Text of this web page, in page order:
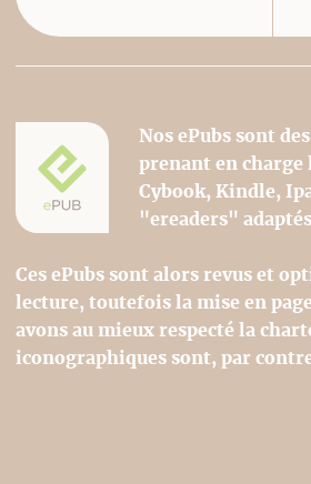
Nos ePubs sont
prenant en charge
Cybook, Kindle,
"ereaders"
Ces ePubs sont alors revus et
lecture, toutefois la mise en
avons au mieux respecté la
iconographiques sont, par